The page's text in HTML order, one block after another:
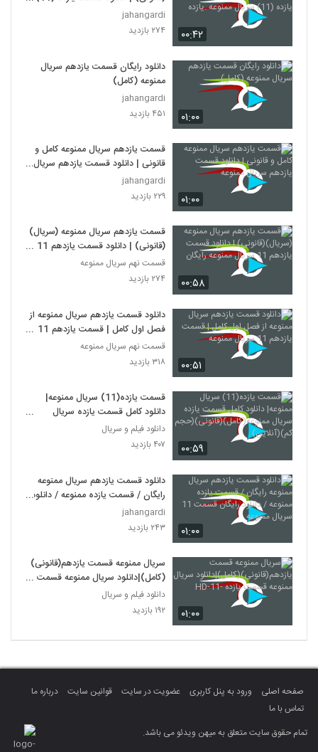
۰۰:۴۲
سریال ممنوعه .یازده
jahangardi
۲۷۴ بازدید
۰۱:۰۰
دانلود رایگان قسمت یازدهم سریال
ممنوعه (کامل)
jahangardi
۴۵۱ بازدید
۰۱:۰۰
قسمت یازدهم سریال ممنوعه کامل و
قانونی | دانلود قسمت یازدهم سریال
ممنوعه
jahangardi
۲۲۹ بازدید
۰۰:۵۸
قسمت یازدهم سریال ممنوعه (سریال)
(قانونی) | دانلود قسمت یازدهم 11
سریال ممنوعه رایگان
قسمت نهم سریال ممنوعه
۲۷۴ بازدید
۰۰:۵۱
دانلود قسمت یازدهم سریال ممنوعه از
فصل اول کامل | قسمت یازدهم 11
سریال ممنوعه
قسمت نهم سریال ممنوعه
۳۱۸ بازدید
۰۰:۵۹
قسمت یازده(11) سریال ممنوعه|
دانلود کامل قسمت یازده سریال
ممنوعه(کامل)(قانونی)(حجم کم)
(آنلاین)
دانلود فیلم و سریال
۴۰۷ بازدید
۰۱:۰۰
دانلود قسمت یازدهم سریال ممنوعه
رایگان / قسمت یازده ممنوعه / دانلود
رایگان قسمت 11 سریال ممنوعه
jahangardi
۲۴۳ بازدید
۰۱:۰۰
سریال ممنوعه قسمت یازدهم(قانونی)
(کامل)|دانلود سریال ممنوعه قسمت
یازده -11-HD
دانلود فیلم و سریال
۱۹۲ بازدید
صفحه اصلی ورود به پنل کاربری عضویت در سایت قوانین سایت
درباره ما
تماس با ما
تمام حقوق سایت متعلق به میهن ویدئو می باشد.